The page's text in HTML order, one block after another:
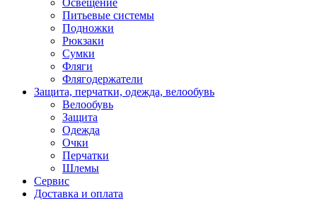
Питьевые системы
Подножки
Рюкзаки
Сумки
Фляги
Флягодержатели
Защита, перчатки, одежда, велообувь
Велообувь
Защита
Одежда
Очки
Перчатки
Шлемы
Сервис
Доставка и оплата